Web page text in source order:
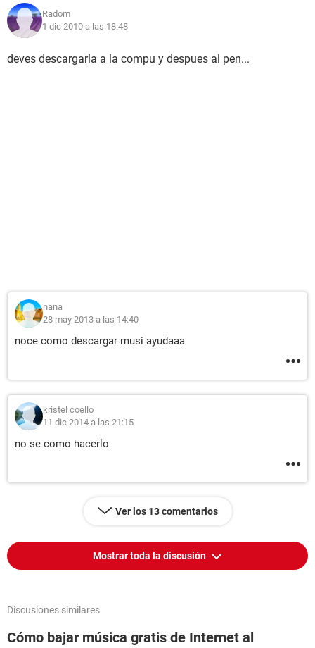
Radom
1 dic 2010 a las 18:48
deves descargarla a la compu y despues al pen...
nana
28 may 2013 a las 14:40
noce como descargar musi ayudaaa
kristel coello
11 dic 2014 a las 21:15
no se como hacerlo
Ver los 13 comentarios
Mostrar toda la discusión
Discusiones similares
Cómo bajar música gratis de Internet al